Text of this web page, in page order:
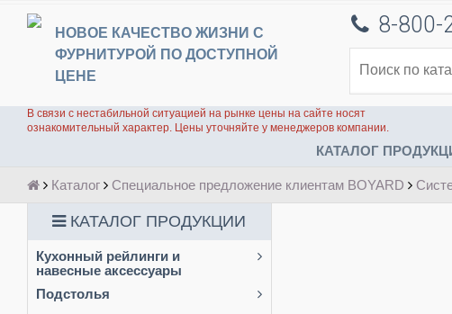
НОВОЕ КАЧЕСТВО ЖИЗНИ С
ФУРНИТУРОЙ ПО ДОСТУПНОЙ
ЦЕНЕ
8-800-
В связи с нестабильной ситуацией на рынке цены на сайте носят
ознакомительный характер. Цены уточняйте у менеджеров компании.
КАТАЛОГ
Каталог Специальное предложение клиентам BOYARD
КАТАЛОГ ПРОДУКЦИИ
Кухонный рейлинги и
навесные аксессуары
Подстолья